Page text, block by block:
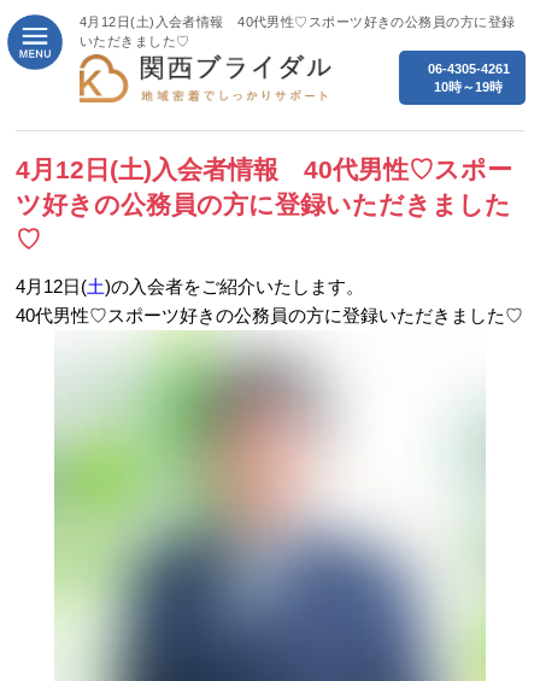
4月12日(土)入会者情報 40代男性♡スポーツ好きの公務員の方に登録
いただきました♡
06-4305-4261
10時～19時
4月12日(土)入会者情報 40代男性♡スポー
ツ好きの公務員の方に登録いただきました
♡
4月12日(土)の入会者をご紹介いたします。
40代男性♡スポーツ好きの公務員の方に登録いただきました♡